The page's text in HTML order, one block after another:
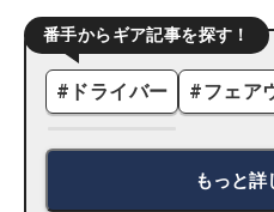
番手からギア記事を探す！
# ドライバー #フェア
もっと詳